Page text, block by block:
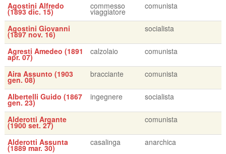
Agostini Alfredo
(1893 dic. 15)
commesso
viaggiatore
comunista
Agostini Giovanni
(1897 nov. 16)
socialista
Agresti Amedeo (1891
apr. 07)
calzolaio comunista
Aira Assunto (1903
gen. 08)
bracciante comunista
Albertelli Guido (1867
gen. 23)
ingegnere socialista
Alderotti Argante
(1900 set. 27)
comunista
Alderotti Assunta
(1889 mar. 30)
casalinga anarchica